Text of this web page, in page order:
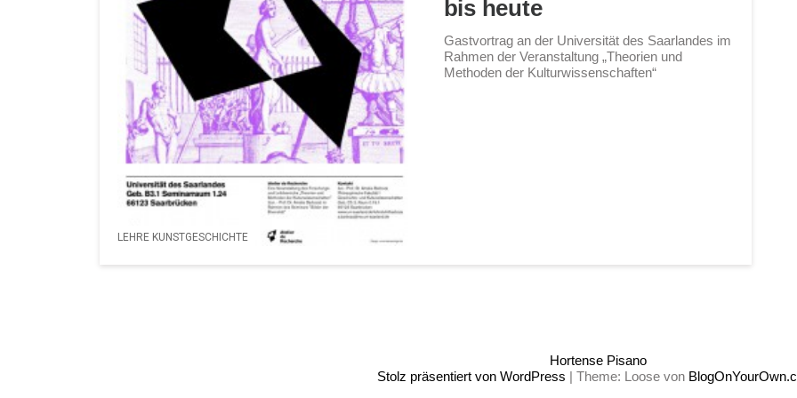
LEHRE KUNSTGESCHICHTE
bis heute
Gastvortrag an der Universität des Saarlandes im
Rahmen der Veranstaltung „Theorien und
Methoden der Kulturwissenschaften“
Hortense Pisano
Stolz präsentiert von WordPress | Theme: Loose von